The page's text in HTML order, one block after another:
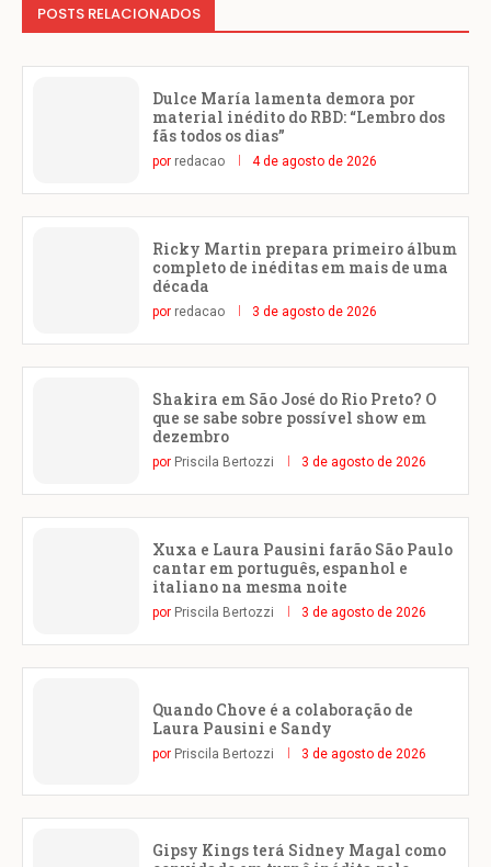
POSTS RELACIONADOS
Dulce María lamenta demora por
material inédito do RBD: “Lembro dos
fãs todos os dias”
por redacao 4 de agosto de 2026
Ricky Martin prepara primeiro álbum
completo de inéditas em mais de uma
década
por redacao 3 de agosto de 2026
Shakira em São José do Rio Preto? O
que se sabe sobre possível show em
dezembro
por Priscila Bertozzi 3 de agosto de 2026
Xuxa e Laura Pausini farão São Paulo
cantar em português, espanhol e
italiano na mesma noite
por Priscila Bertozzi 3 de agosto de 2026
Quando Chove é a colaboração de
Laura Pausini e Sandy
por Priscila Bertozzi 3 de agosto de 2026
Gipsy Kings terá Sidney Magal como